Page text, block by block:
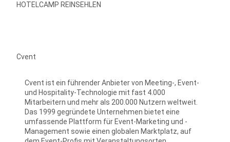
HOTELCAMP REINSEHLEN
Cvent
Cvent ist ein führender Anbieter von Meeting-, Event-
und Hospitality-Technologie mit fast 4.000
Mitarbeitern und mehr als 200.000 Nutzern weltweit.
Das 1999 gegründete Unternehmen bietet eine
umfassende Plattform für Event-Marketing und -
Management sowie einen globalen Marktplatz, auf